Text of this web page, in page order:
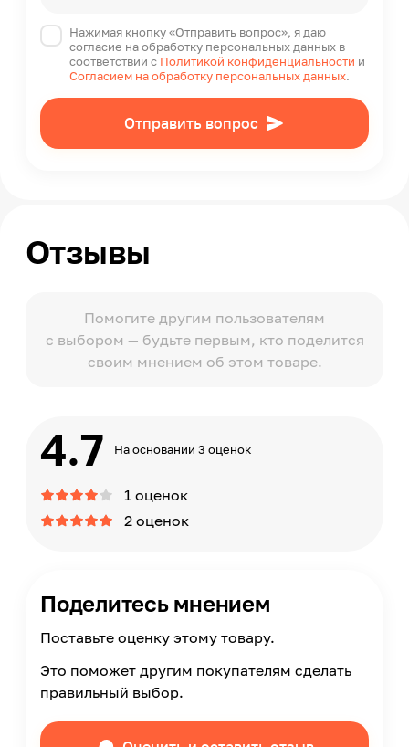
Нажимая кнопку «Отправить вопрос», я даю
согласие на обработку персональных данных в
соответствии с Политикой конфиденциальности и
Согласием на обработку персональных данных.
Отправить вопрос
Отзывы
Помогите другим пользователям
с выбором — будьте первым, кто поделится
своим мнением об этом товаре.
4.7 На основании 3 оценок
1 оценок
2 оценок
Поделитесь мнением
Поставьте оценку этому товару.
Это поможет другим покупателям сделать
правильный выбор.